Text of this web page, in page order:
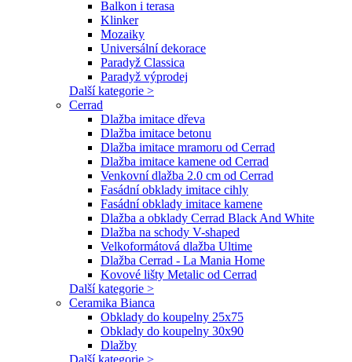
Balkon i terasa
Klinker
Mozaiky
Universální dekorace
Paradyž Classica
Paradyž výprodej
Další kategorie >
Cerrad
Dlažba imitace dřeva
Dlažba imitace betonu
Dlažba imitace mramoru od Cerrad
Dlažba imitace kamene od Cerrad
Venkovní dlažba 2.0 cm od Cerrad
Fasádní obklady imitace cihly
Fasádní obklady imitace kamene
Dlažba a obklady Cerrad Black And White
Dlažba na schody V-shaped
Velkoformátová dlažba Ultime
Dlažba Cerrad - La Mania Home
Kovové lišty Metalic od Cerrad
Další kategorie >
Ceramika Bianca
Obklady do koupelny 25x75
Obklady do koupelny 30x90
Dlažby